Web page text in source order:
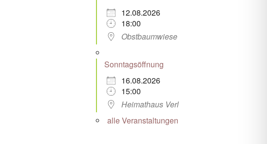
12.08.2026
18:00
Obstbaumwiese
Sonntagsöffnung
16.08.2026
15:00
Heimathaus Verl
alle Veranstaltungen